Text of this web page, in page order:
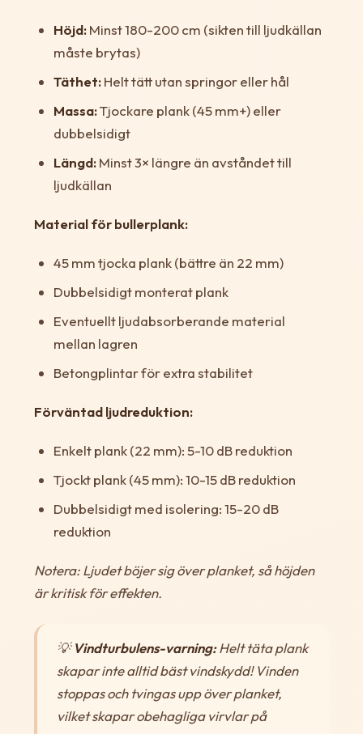
Höjd:Minst 180-200 cm (sikten till ljudkällan
måste brytas)
Täthet:Helt tätt utan springor eller hål
Massa:Tjockare plank (45 mm+) eller
dubbelsidigt
Längd:Minst 3× längre än avståndet till
ljudkällan
Material för bullerplank:
45 mm tjocka plank (bättre än 22 mm)
Dubbelsidigt monterat plank
Eventuellt ljudabsorberande material
mellan lagren
Betongplintar för extra stabilitet
Förväntad ljudreduktion:
Enkelt plank (22 mm): 5-10 dB reduktion
Tjockt plank (45 mm): 10-15 dB reduktion
Dubbelsidigt med isolering: 15-20 dB
reduktion
Notera: Ljudet böjer sig över planket, så höjden
är kritisk för effekten.
💡Vindturbulens-varning:Helt täta plank
skaparintealltid bäst vindskydd! Vinden
stoppas och tvingas upp över planket,
vilket skapar obehagliga virvlar på